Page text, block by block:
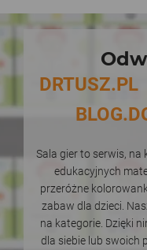
DRTUSZ.PL
Sala gier to serwis, na
edukacyjnych
przeróżne
zabaw dla dzieci.
na kategorie. Dzięki
dla siebie lub swoich